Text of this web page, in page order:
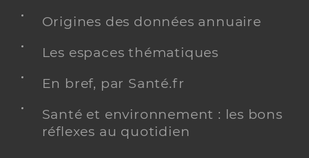
Origines des données annuaire
Les espaces thématiques
En bref, par Santé.fr
Santé et environnement : les bons
réflexes au quotidien